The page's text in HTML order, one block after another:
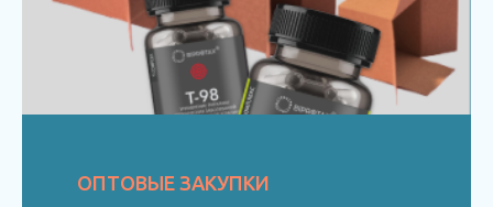
ОПТОВЫЕ ЗАКУПКИ